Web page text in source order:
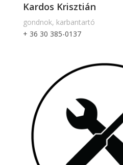
Kardos Krisztián
gondnok, karbantartó
+ 36 30 385-0137